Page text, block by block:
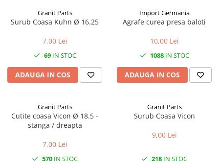
1.6.8. Echipamente & aparate de
masurare/testare
1.6.5. Întrerupătoare
1.6.6 Priza & Stechere
1.7.1 Cablu frana
1.7.2. Placute de frana
2.7.2. Camere
2.7.3. Accesorii
Granit Parts
Surub Coasa Kuhn Ø 16.25
7,00 Lei
69IN STOC
ADAUGA IN COS
Import Germania
Agrafe curea presa baloti
10,00 Lei
1088IN STOC
ADAUGA IN COS
Granit Parts
Cutite coasa Vicon Ø 18.5 -
stanga / dreapta
7,00 Lei
570 IN STOC
Granit Parts
Surub Coasa Vicon
9,00 Lei
218 IN STOC